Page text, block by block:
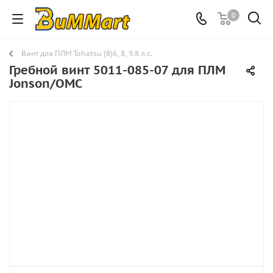
0
Винт для ПЛМ Tohatsu (8)6, 8, 9.8 л.с.
Гребной винт 5011-085-07 для ПЛМ
Jonson/OMC